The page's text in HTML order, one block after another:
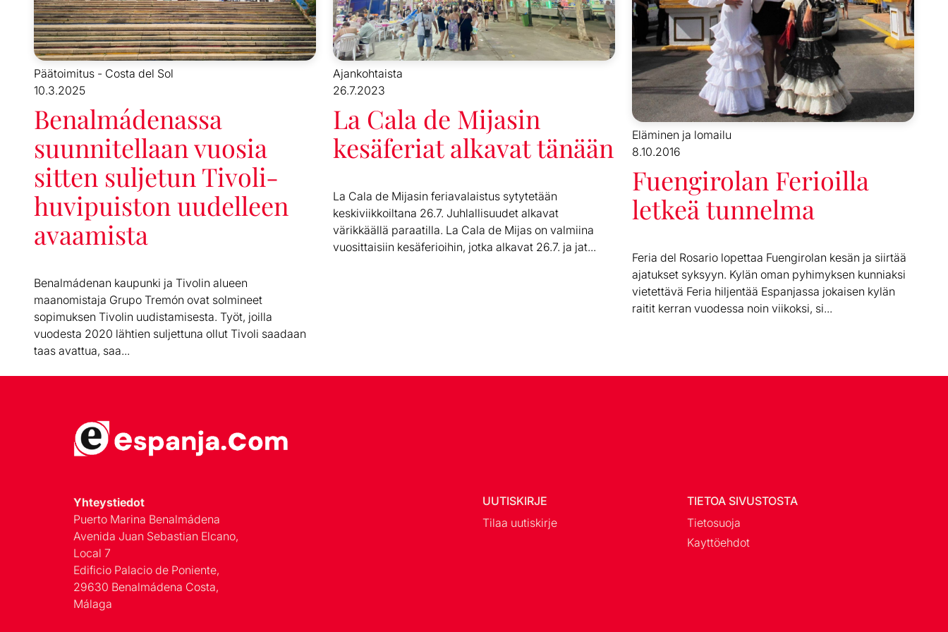
Päätoimitus - Costa del Sol
10.3.2025
Benalmádenassa
suunnitellaan vuosia
sitten suljetun Tivoli-
huvipuiston uudelleen
avaamista
Benalmádenan kaupunki ja Tivolin alueen
maanomistaja Grupo Tremón ovat solmineet
sopimuksen Tivolin uudistamisesta. Työt, joilla
vuodesta 2020 lähtien suljettuna ollut Tivoli saadaan
taas avattua, saa...
Ajankohtaista
26.7.2023
La Cala de Mijasin
kesäferiat alkavat tänään
La Cala de Mijasin feriavalaistus sytytetään
keskiviikkoiltana 26.7. Juhlallisuudet alkavat
värikkäällä paraatilla. La Cala de Mijas on valmiina
vuosittaisiin kesäferioihin, jotka alkavat 26.7. ja jat...
Eläminen ja lomailu
8.10.2016
Fuengirolan Ferioilla
letkeä tunnelma
Feria del Rosario lopettaa Fuengirolan kesän ja siirtää
ajatukset syksyyn. Kylän oman pyhimyksen kunniaksi
vietettävä Feria hiljentää Espanjassa jokaisen kylän
raitit kerran vuodessa noin viikoksi, si...
Yhteystiedot
Puerto Marina Benalmádena
Avenida Juan Sebastian Elcano,
Local 7
Edificio Palacio de Poniente,
29630 Benalmádena Costa,
Málaga
UUTISKIRJE
Tilaa uutiskirje
TIETOA SIVUSTOSTA
Tietosuoja
Kayttöehdot